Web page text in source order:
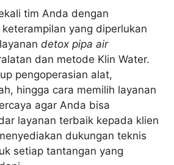
tim Anda dengan
yang diperlukan
detox pipa air
dan metode Klin Water.
pengoperasian alat,
hingga cara memilih layanan
agar Anda bisa
layanan terbaik kepada klien
dukungan teknis
setiap tantangan yang